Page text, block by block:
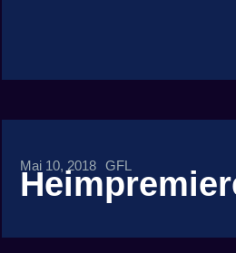
Mai 10, 2018 GFL